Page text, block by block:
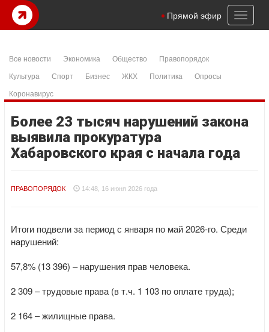
Toggle
Прямой эфир
Все новости Экономика Общество
Правопорядок
Культура
Спорт Бизнес ЖКХ Политика
Опросы
Коронавирус
Более 23 тысяч нарушений закона
выявила прокуратура
Хабаровского края с начала года
ПРАВОПОРЯДОК 14:48, 16 июня 2026 года
Итоги подвели за период с января по май 2026-го. Среди
нарушений:
57,8% (13 396) – нарушения прав человека.
2 309 – трудовые права (в т.ч. 1 103 по оплате труда);
2 164 – жилищные права.